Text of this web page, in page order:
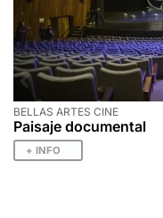
BELLAS ARTES CINE
Paisaje documental
+ INFO